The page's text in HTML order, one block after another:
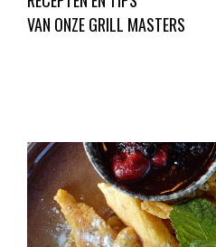
VAN ONZE GRILL MASTERS